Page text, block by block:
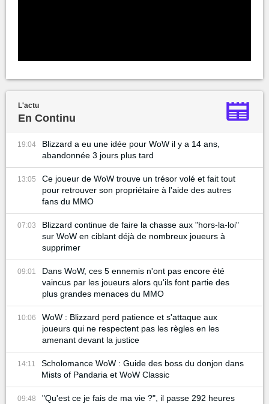
L'actu
En Continu
19:04
Blizzard a eu une idée pour WoW il y a 14 ans,
abandonnée 3 jours plus tard
13:05
Ce joueur de WoW trouve un trésor volé et fait tout
pour retrouver son propriétaire à l'aide des autres
fans du MMO
07:03
Blizzard continue de faire la chasse aux "hors-la-loi"
sur WoW en ciblant déjà de nombreux joueurs à
supprimer
09:01
Dans WoW, ces 5 ennemis n'ont pas encore été
vaincus par les joueurs alors qu'ils font partie des
plus grandes menaces du MMO
10:06
WoW : Blizzard perd patience et s'attaque aux
joueurs qui ne respectent pas les règles en les
amenant devant la justice
14:11
Scholomance WoW : Guide des boss du donjon dans
Mists of Pandaria et WoW Classic
09:48
"Qu'est ce je fais de ma vie ?", il passe 292 heures